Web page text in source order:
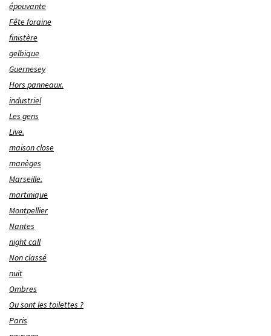
épouvante
Fête foraine
finistère
gelbique
Guernesey
Hors panneaux.
industriel
Les gens
Live.
maison close
manèges
Marseille.
martinique
Montpellier
Nantes
night call
Non classé
nuit
Ombres
Ou sont les toilettes ?
Paris